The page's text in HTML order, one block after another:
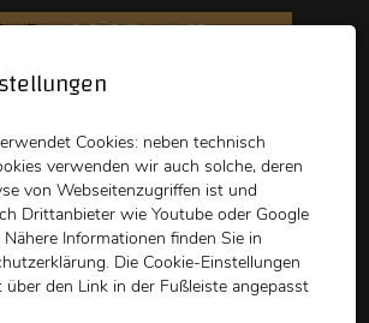
KINO FÜR ZUHAUSE
Top Kino
schikaneder CLUB
Cookies: neben technisch
verwenden wir auch solche, deren
von Webseitenzugriffen ist und
Drittanbieter wie Youtube oder Google
Informationen finden Sie in
Die Cookie-Einstellungen
über den Link in der Fußleiste angepasst